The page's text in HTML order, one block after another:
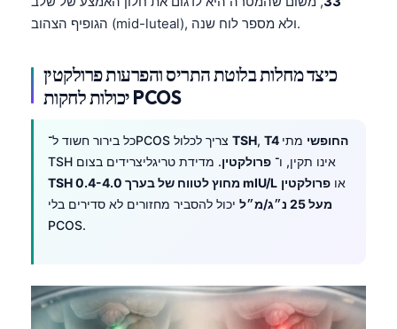
הגופיף הצהוב (mid-luteal), ולא מספר לוח שנה.
כיצד מחלות בלוטת התריס והפרעות פרולקטין
יכולות לחקות PCOS
TSH, T4 החופשי מתי
TSH אינו תקין, ו־ פרולקטין. מדידת טריגליצרידים בצום
TSH מחוץ לטווח של בערך 0.4-4.0 mIU/L
או פרולקטין
מעל 25 נ״ג/מ״ל
יכול להסביר מחזורים לא סדירים בלי
PCOS.